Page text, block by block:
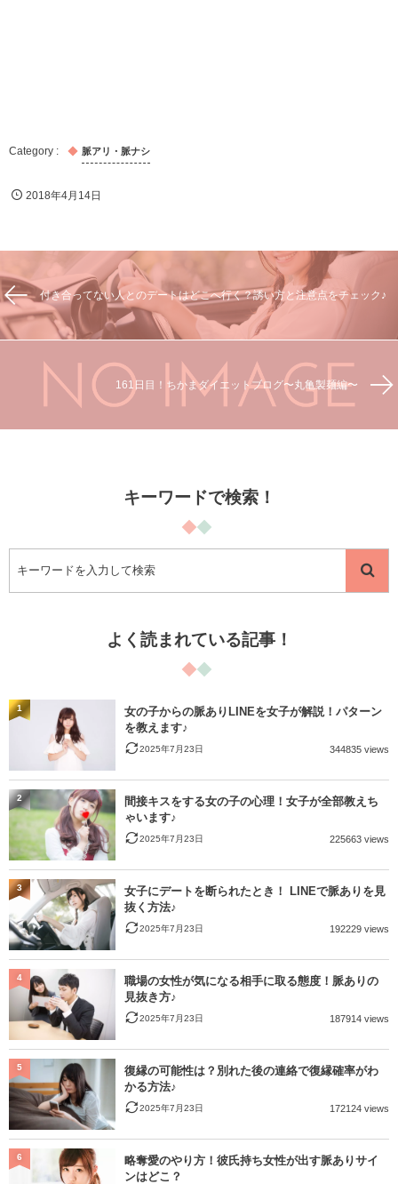
脈アリ・脈ナシ
2018年4月14日
付き合ってない人とのデートはどこへ行く？誘い方と注意点をチェック♪
161日目！ちかまダイエットブログ〜丸亀製麺編〜
キーワードで検索！
よく読まれている記事！
女の子からの脈ありLINEを女子が解説！パターン
を教えます♪
2025年7月23日 344835 views
1
間接キスをする女の子の心理！女子が全部教えち
ゃいます♪
2025年7月23日 225663 views
2
女子にデートを断られたとき！ LINEで脈ありを見
抜く方法♪
2025年7月23日 192229 views
3
職場の女性が気になる相手に取る態度！脈ありの
見抜き方♪
2025年7月23日 187914 views
4
復縁の可能性は？別れた後の連絡で復縁確率がわ
かる方法♪
2025年7月23日 172124 views
5
略奪愛のやり方！彼氏持ち女性が出す脈ありサイ
ンはどこ？
6